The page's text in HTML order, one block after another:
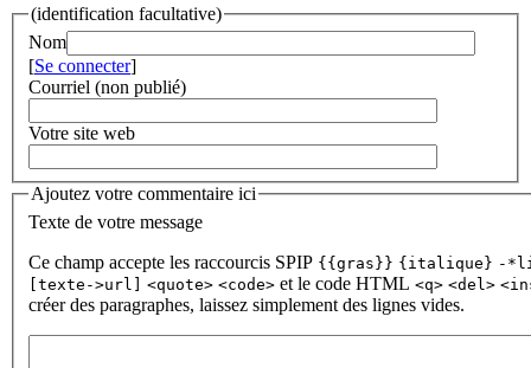
(identification facultative)
Nom
[Se connecter]
Courriel (non publié)
Votre site web
Ajoutez votre commentaire ici
Texte de votre message
Ce champ accepte les raccourcis SPIP {{gras}} {italique} -
[texte->url]
<quote> <code> et le code HTML <q> <del>
créer des paragraphes, laissez simplement des lignes vides.